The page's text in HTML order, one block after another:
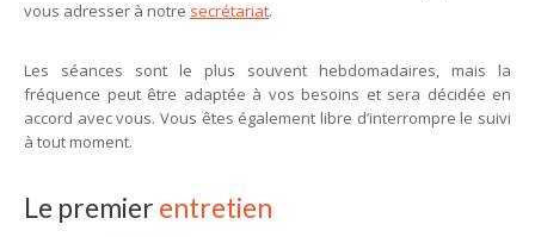
vous adresser à notre secrétariat.
Les séances sont le plus souvent hebdomadaires, mais la
fréquence peut être adaptée à vos besoins et sera décidée en
accord avec vous. Vous êtes également libre d’interrompre le suivi
à tout moment.
Le premier entretien